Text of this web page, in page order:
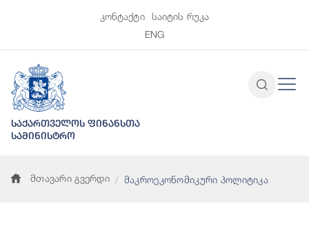
კონტაქტი
საიტის რუკა
ENG
საქართველოს ფინანსთა
სამინისტრო
მთავარი გვერდი მაკროეკონომიკური პოლიტიკა